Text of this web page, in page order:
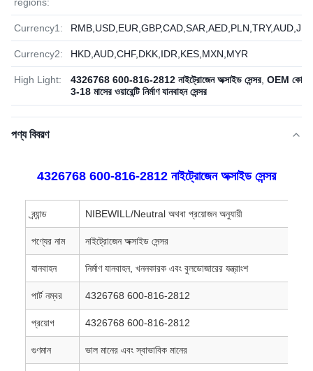
Currency1:
Currency2: HKD,AUD,CHF,DKK,IDR,KES,MXN,MYR
High Light: 4326768 600-816-2812 নাইট্রোজেন অক্সাইড সেন্সর OEM
3-18 মাসের ওয়ারেন্টি নির্মাণ যানবাহন সেন্সর
পণ্য বিবরণ
4326768 600-816-2812 নাইট্রোজেন অক্সাইড সেন্সর
ব্র্যান্ড NIBEWILL/Neutral অথবা প্রয়োজন অনুযায়ী
পণ্যের নাম নাইট্রোজেন অক্সাইড সেন্সর
যানবাহন নির্মাণ যানবাহন, খননকারক এবং বুলডোজারের যন্ত্রাংশ
পার্ট নম্বর 4326768 600-816-2812
প্রয়োগ 4326768 600-816-2812
গুণমান ভাল মানের এবং স্বাভাবিক মানের